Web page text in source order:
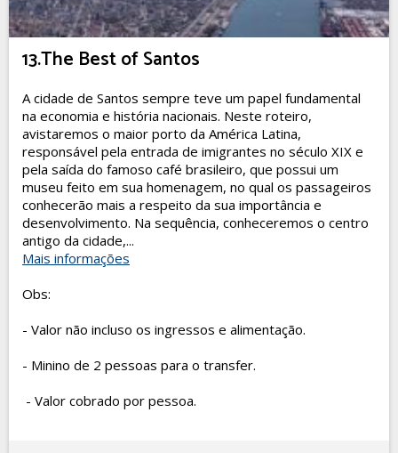
13.The Best of Santos
A cidade de Santos sempre teve um papel fundamental
na economia e história nacionais. Neste roteiro,
avistaremos o maior porto da América Latina,
responsável pela entrada de imigrantes no século XIX e
pela saída do famoso café brasileiro, que possui um
museu feito em sua homenagem, no qual os passageiros
conhecerão mais a respeito da sua importância e
desenvolvimento. Na sequência, conheceremos o centro
antigo da cidade,...
Mais informações
Obs:
- Valor não incluso os ingressos e alimentação.
- Minino de 2 pessoas para o transfer.
- Valor cobrado por pessoa.